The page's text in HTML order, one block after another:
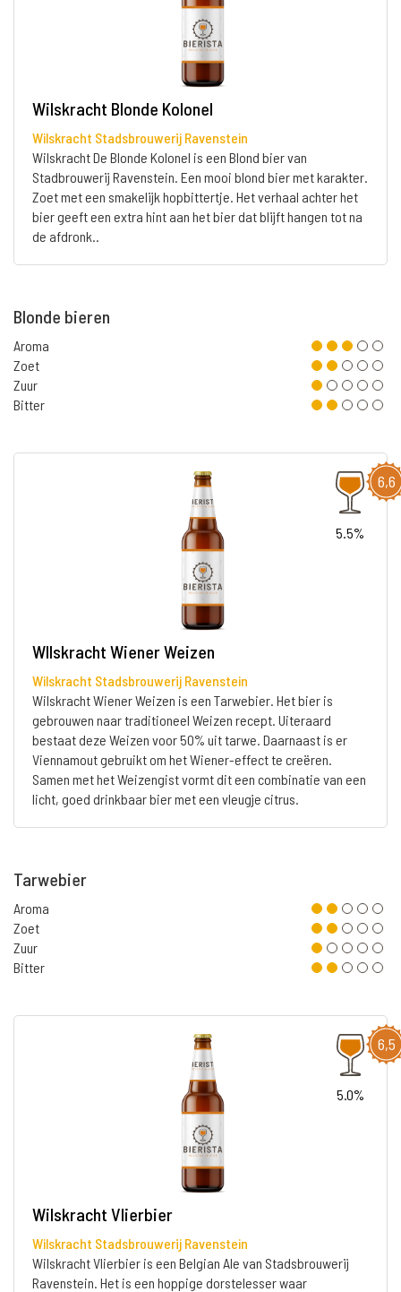
Wilskracht Blonde Kolonel
Wilskracht Stadsbrouwerij Ravenstein
Wilskracht De Blonde Kolonel is een Blond bier van
Stadbrouwerij Ravenstein. Een mooi blond bier met karakter.
Zoet met een smakelijk hopbittertje. Het verhaal achter het
bier geeft een extra hint aan het bier dat blijft hangen tot na
de afdronk..
Blonde bieren
Aroma
Zoet
Zuur
Bitter
6,6
5.5%
WIlskracht Wiener Weizen
Wilskracht Stadsbrouwerij Ravenstein
Wilskracht Wiener Weizen is een Tarwebier. Het bier is
gebrouwen naar traditioneel Weizen recept. Uiteraard
bestaat deze Weizen voor 50% uit tarwe. Daarnaast is er
Viennamout gebruikt om het Wiener-effect te creëren.
Samen met het Weizengist vormt dit een combinatie van een
licht, goed drinkbaar bier met een vleugje citrus.
Tarwebier
Aroma
Zoet
Zuur
Bitter
6,5
5.0%
Wilskracht Vlierbier
Wilskracht Stadsbrouwerij Ravenstein
Wilskracht Vlierbier is een Belgian Ale van Stadsbrouwerij
Ravenstein. Het is een hoppige dorstelesser waar